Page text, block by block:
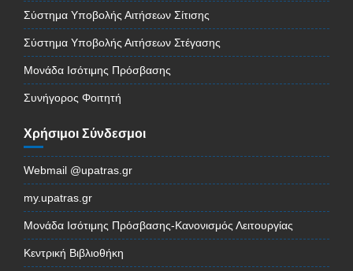
Σύστημα Υποβολής Αιτήσεων Σίτισης
Σύστημα Υποβολής Αιτήσεων Στέγασης
Μονάδα Ισότιμης Πρόσβασης
Συνήγορος Φοιτητή
Χρήσιμοι Σύνδεσμοι
Webmail @upatras.gr
my.upatras.gr
Μονάδα Ισότιμης Πρόσβασης-Κανονισμός Λειτουργίας
Κεντρική Βιβλιοθήκη